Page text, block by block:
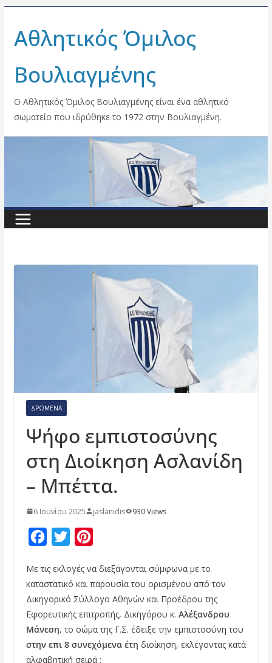
content
Αθλητικός Όμιλος
Βουλιαγμένης
Ο Αθλητικός Όμιλος Βουλιαγμένης είναι ένα αθλητικό
σωματείο που ιδρύθηκε το 1972 στην Βουλιαγμένη.
ΔΡΏΜΕΝΑ
Ψήφο εμπιστοσύνης
στη Διοίκηση Ασλανίδη
– Μπέττα.
6 Ιουνίου 2025 jaslanidis 930 Views
c
e
b
o
o
i
t
t
e
r
n
t
e
r
e
Με τις εκλογές να διεξάγονται σύμφωνα με το
καταστατικό και παρουσία του ορισμένου από τον
Δικηγορικό Σύλλογο Αθηνών και Προέδρου της
Εφορευτικής επιτροπής, Δικηγόρου κ. Αλέξανδρου
Μάνεση, το σώμα της Γ.Σ. έδειξε την εμπιστοσύνη του
στην επι 8 συνεχόμενα έτη διοίκηση, εκλέγοντας κατά
αλφαβητική σειρά :